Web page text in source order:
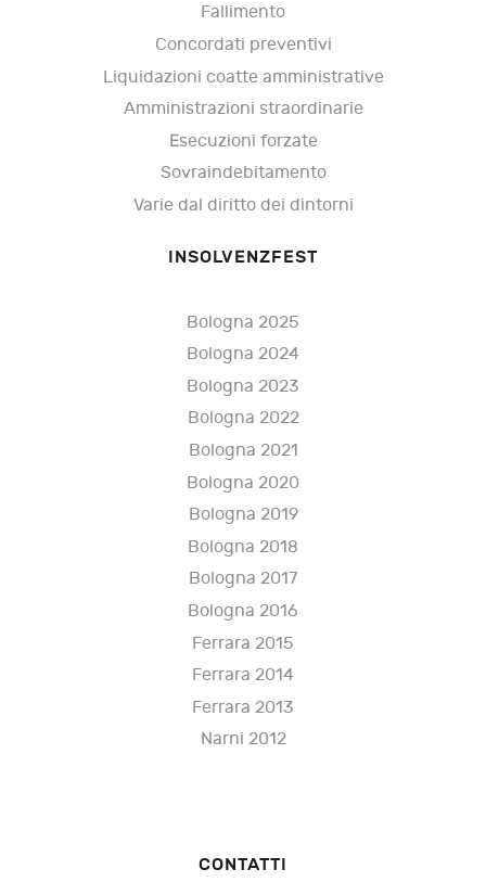
Fallimento
Concordati preventivi
Liquidazioni coatte amministrative
Amministrazioni straordinarie
Esecuzioni forzate
Sovraindebitamento
Varie dal diritto dei dintorni
INSOLVENZFEST
Bologna 2025
Bologna 2024
Bologna 2023
Bologna 2022
Bologna 2021
Bologna 2020
Bologna 2019
Bologna 2018
Bologna 2017
Bologna 2016
Ferrara 2015
Ferrara 2014
Ferrara 2013
Narni 2012
CONTATTI